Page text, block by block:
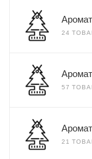
24
57
21